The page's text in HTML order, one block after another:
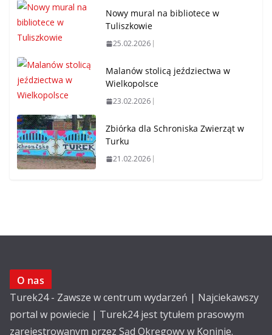
Nowy mural na bibliotece w
Tuliszkowie
25.02.2026
Malanów stolicą jeździectwa w
Wielkopolsce
23.02.2026
Zbiórka dla Schroniska Zwierząt w
Turku
21.02.2026
O nas
Turek24 - Zawsze w centrum wydarzeń | Najciekawszy
portal w powiecie | Turek24 jest tytułem prasowym
zarejestrowanym przez Sąd Okręgowy w Koninie.